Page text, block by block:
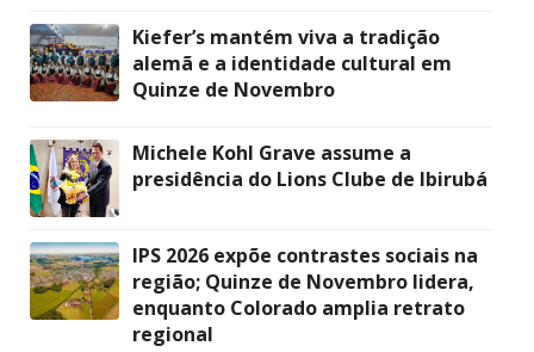
Kiefer’s mantém viva a tradição
alemã e a identidade cultural em
Quinze de Novembro
Michele Kohl Grave assume a
presidência do Lions Clube de Ibirubá
IPS 2026 expõe contrastes sociais na
região; Quinze de Novembro lidera,
enquanto Colorado amplia retrato
regional